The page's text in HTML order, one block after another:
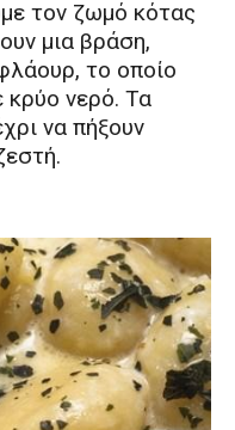
τον ζωμό κότας
μια βράση,
το οποίο
κρύο νερό. Τα
να πήξουν